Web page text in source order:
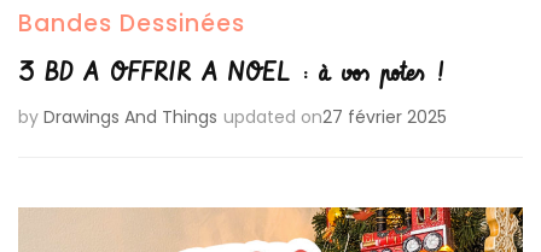
Bandes Dessinées
3 BD A OFFRIR A NOEL : à vos potes !
by Drawings And Things updated on27 février 2025